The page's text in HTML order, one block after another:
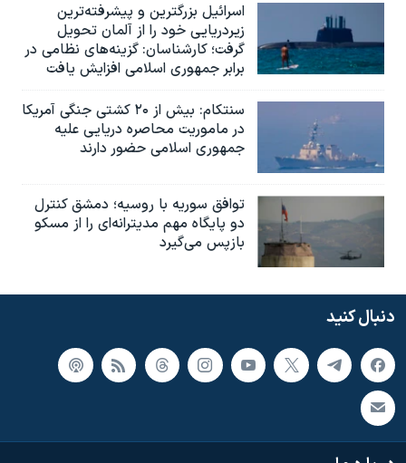
اسرائيل بزرگترین و پیشرفته‌ترین
زیردریایی خود را از آلمان تحویل
گرفت؛ کارشناسان: گزینه‌های نظامی در
برابر جمهوری اسلامی افزایش یافت
سنتکام: بیش از ۲۰ کشتی جنگی آمریکا
در ماموریت محاصره دریایی علیه
جمهوری اسلامی حضور دارند
توافق سوریه با روسیه؛ دمشق کنترل
دو پایگاه مهم مدیترانه‌ای را از مسکو
بازپس می‌گیرد
دنبال کنید